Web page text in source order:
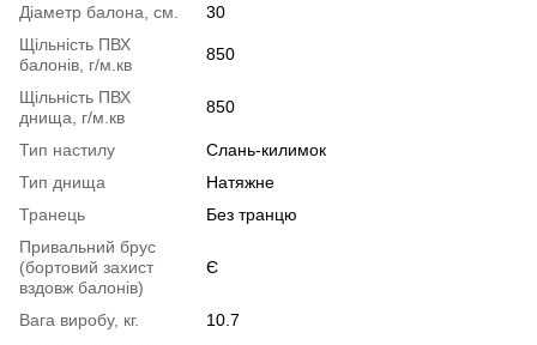
Діаметр балона, см.
30
Щільність ПВХ
балонів, г/м.кв
850
Щільність ПВХ
днища, г/м.кв
850
Тип настилу
Слань-килимок
Тип днища
Натяжне
Транець
Без транцю
Привальний брус
(бортовий захист
вздовж балонів)
Є
Вага виробу, кг.
10.7